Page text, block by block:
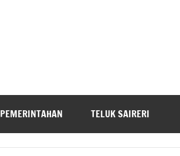
PEMERINTAHAN TELUK SAIRERI